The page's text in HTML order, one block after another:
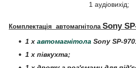
1 аудіовихід;
Комплектація автомагнітола Sony
1 х автомагнітола Sony SP-
1 х півкухта;